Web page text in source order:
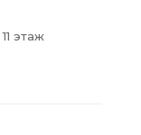
этаж